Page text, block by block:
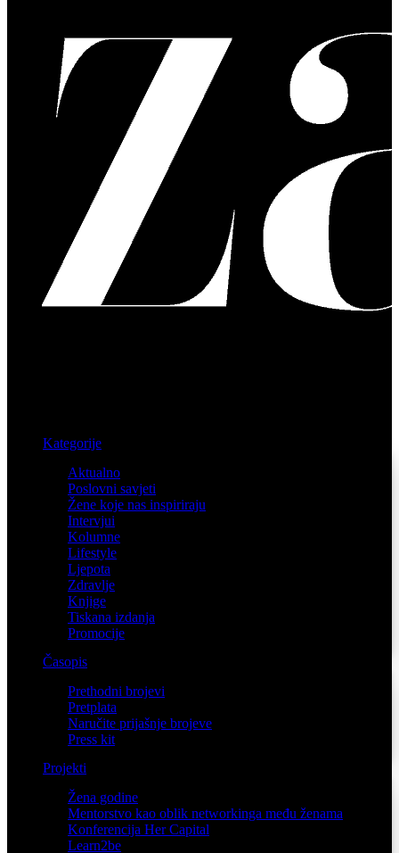
Kategorije
Aktualno
Poslovni savjeti
Žene koje nas inspiriraju
Intervjui
Kolumne
Lifestyle
Ljepota
Zdravlje
Knjige
Tiskana izdanja
Promocije
Časopis
Prethodni brojevi
Pretplata
Naručite prijašnje brojeve
Press kit
Projekti
Žena godine
Mentorstvo kao oblik networkinga među ženama
Konferencija Her Capital
Learn2be